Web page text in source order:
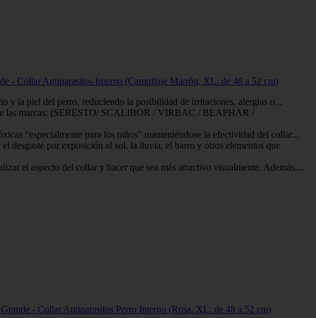
- Collar Antiparasitos Interno (Camuflaje Marrón, XL: de 48 a 52 cm)
la piel del perro, reduciendo la posibilidad de irritaciones, alergias o...
las marcas: (SERESTO/ SCALIBOR / VIRBAC / BEAPHAR /
“especialmente para los niños” manteniéndose la efectividad del collar...
por exposición al sol, la lluvia, el barro y otros elementos que
el aspecto del collar y hacer que sea más atractivo visualmente. Además,...
- Collar Antiparasitos Perro Interno (Rosa, XL: de 48 a 52 cm)